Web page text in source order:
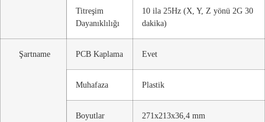
Titreşim
Dayanıklılığı
10 ila 25Hz (X, Y, Z yönü 2G 30
dakika)
Şartname PCB Kaplama Evet
Muhafaza Plastik
Boyutlar
271x213x36,4 mm